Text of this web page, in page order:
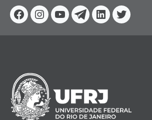
Facebook
Instagram
YoutubeTelegram
Linkedin
Twitter